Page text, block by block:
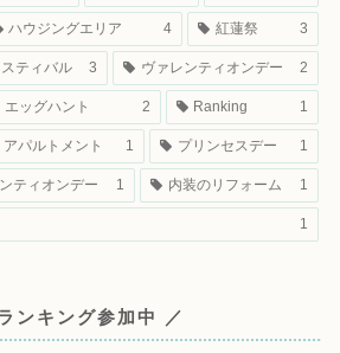
ハウジングエリア 4 紅蓮祭 3
ティバル 3 ヴァレンティオンデー 2
エッグハント 2 Ranking 1
アパルトメント 1 プリンセスデー 1
ティオンデー 1 内装のリフォーム 1
1
ンキング参加中 ／